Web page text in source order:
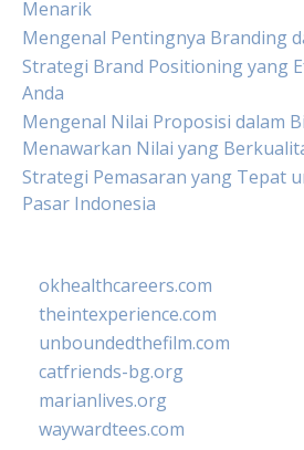
Menarik
Mengenal Pentingnya Branding
Strategi Brand Positioning yang
Anda
Mengenal Nilai Proposisi dalam
Menawarkan Nilai yang
Strategi Pemasaran yang Tepat
Pasar Indonesia
okhealthcareers.com
theintexperience.com
unboundedthefilm.com
catfriends-bg.org
marianlives.org
waywardtees.com